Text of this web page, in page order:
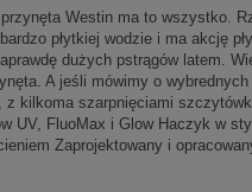
Cena nie zawiera
płatności
Westin ma to wszystko.
płytkiej wodzie i ma akcję
dużych pstrągów latem.
A jeśli mówimy o
z kilkoma szarpnięciami
UV, FluoMax i Glow Haczyk w
Zaprojektowany i